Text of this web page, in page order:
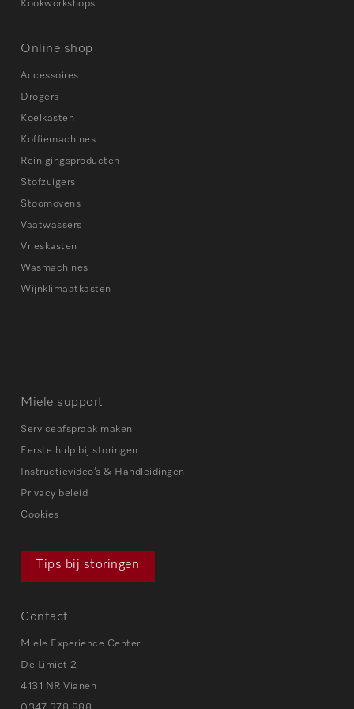
Kookworkshops
Online shop
Accessoires
Drogers
Koelkasten
Koffiemachines
Reinigingsproducten
Stofzuigers
Stoomovens
Vaatwassers
Vrieskasten
Wasmachines
Wijnklimaatkasten
Miele support
Serviceafspraak maken
Eerste hulp bij storingen
Instructievideo’s & Handleidingen
Privacy beleid
Cookies
Tips bij storingen
Contact
Miele Experience Center
De Limiet 2
4131 NR Vianen